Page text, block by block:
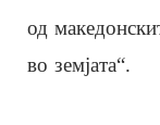
од
во земјата“.